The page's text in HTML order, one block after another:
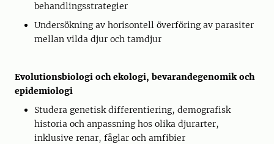
behandlingsstrategier
Undersökning av horisontell överföring av parasiter
mellan vilda djur och tamdjur
Evolutionsbiologi och ekologi, bevarandegenomik och
epidemiologi
Studera genetisk differentiering, demografisk
historia och anpassning hos olika djurarter,
inklusive renar, fåglar och amfibier